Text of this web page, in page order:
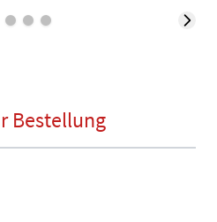
Bestellung